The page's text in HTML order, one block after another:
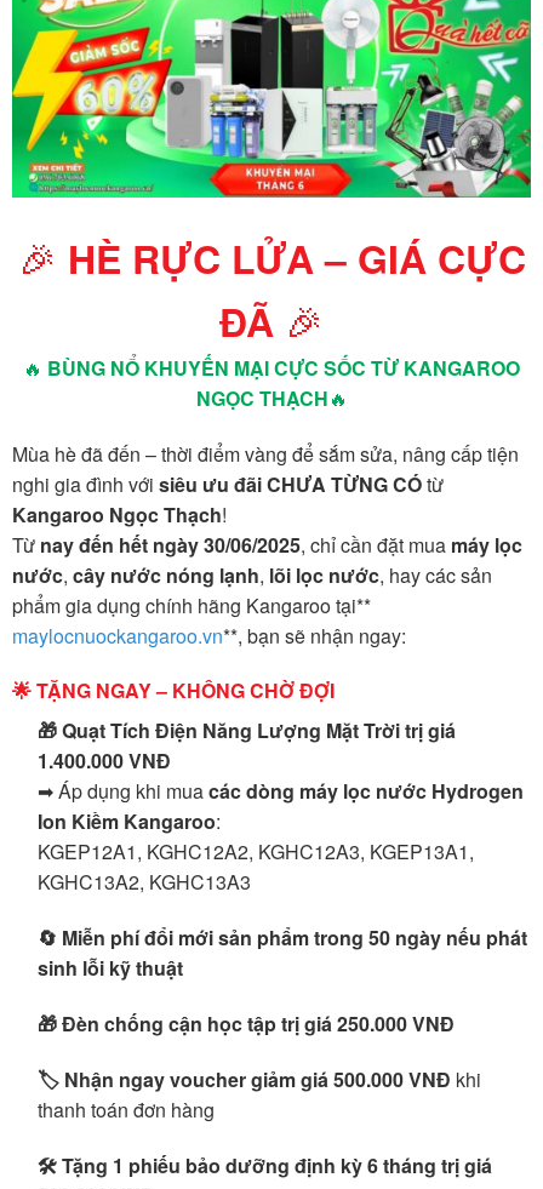
🎉 HÈ RỰC LỬA – GIÁ CỰC
ĐÃ 🎉
🔥 BÙNG NỔ KHUYẾN MẠI CỰC SỐC TỪ KANGAROO
NGỌC THẠCH🔥
Mùa hè đã đến – thời điểm vàng để sắm sửa, nâng cấp tiện
nghi gia đình với siêu ưu đãi CHƯA TỪNG CÓtừ
Kangaroo Ngọc Thạch!
Từ nay đến hết ngày 30/06/2025, chỉ cần đặt mua máy lọc
nước, cây nước nóng lạnh, lõi lọc nước, hay các sản
phẩm gia dụng chính hãng Kangaroo tại**
maylocnuockangaroo.vn**, bạn sẽ nhận ngay:
🌟 TẶNG NGAY – KHÔNG CHỜ ĐỢI
🎁 Quạt Tích Điện Năng Lượng Mặt Trời trị giá
1.400.000 VNĐ
➡ Áp dụng khi muacác dòng máy lọc nước Hydrogen
Ion Kiềm Kangaroo:
KGEP12A1, KGHC12A2, KGHC12A3, KGEP13A1,
KGHC13A2, KGHC13A3
🔄 Miễn phí đổi mới sản phẩm trong 50 ngày nếu phát
sinh lỗi kỹ thuật
🎁 Đèn chống cận học tập trị giá 250.000 VNĐ
🏷 Nhận ngay voucher giảm giá 500.000 VNĐ khi
thanh toán đơn hàng
🛠 Tặng 1 phiếu bảo dưỡng định kỳ 6 tháng trị giá